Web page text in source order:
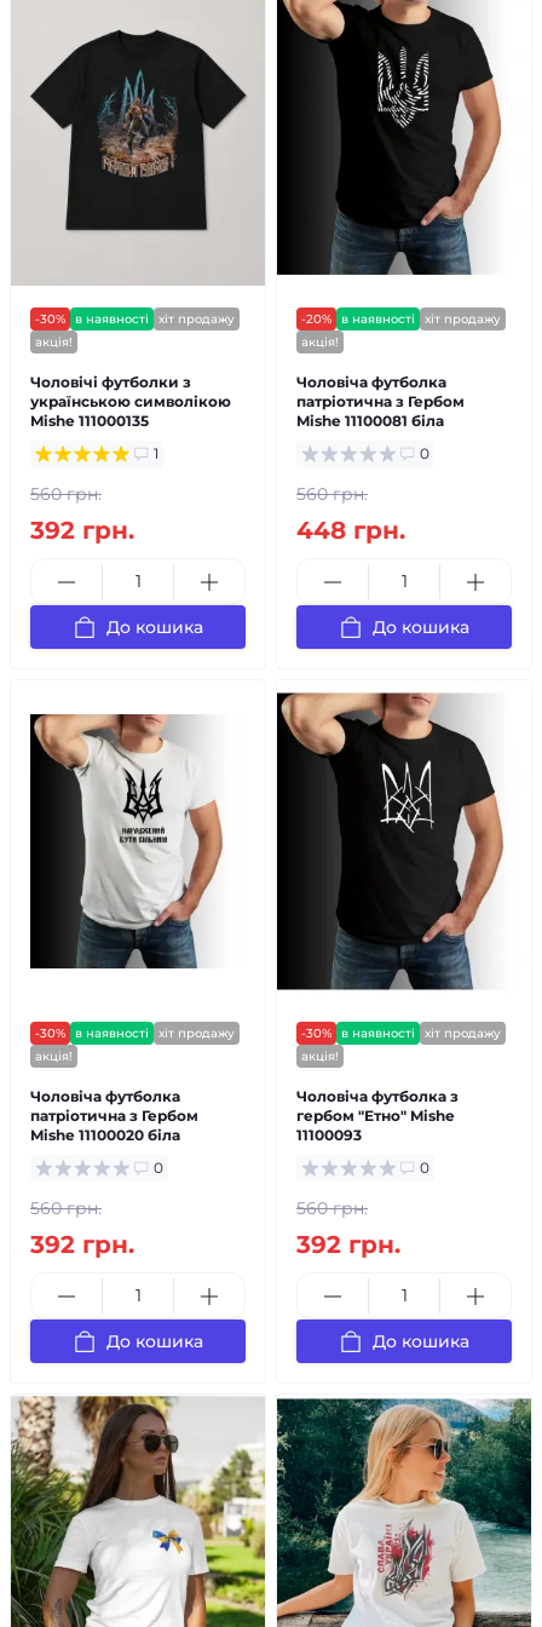
-30% в наявності
хіт продажу
акція!
Чоловічі футболки з
українською символікою
Mishe 111000135
1
560 грн.
392 грн.
До кошика
-20% в наявності
хіт продажу
акція!
Чоловіча футболка
патріотична з Гербом
Mishe 11100081 біла
0
560 грн.
448 грн.
До кошика
-30% в наявності
хіт продажу
акція!
Чоловіча футболка
патріотична з Гербом
Mishe 11100020 біла
0
560 грн.
392 грн.
До кошика
-30% в наявності
хіт продажу
акція!
Чоловіча футболка з
гербом "Етно" Mishe
11100093
0
560 грн.
392 грн.
До кошика